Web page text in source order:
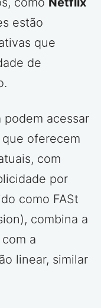
estão
que
de
podem acessar
oferecem
com
por
como FASt
combina a
a
linear, similar